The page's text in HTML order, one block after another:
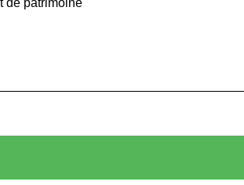
de patrimoine